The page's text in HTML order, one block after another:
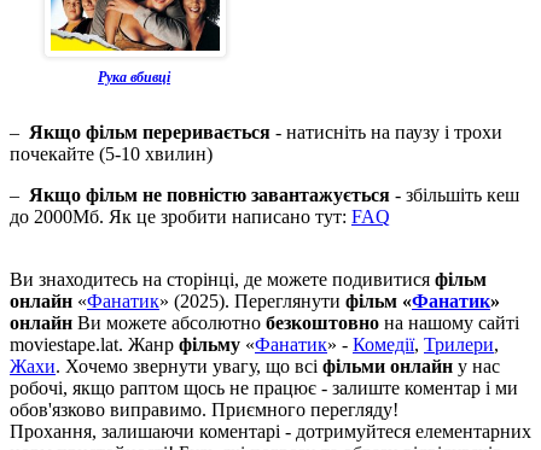
Рука вбивці
– Якщо фільм переривається - натисніть на паузу і трохи
почекайте (5-10 хвилин)
– Якщо фільм не повністю завантажується - збільшіть кеш
до 2000Мб. Як це зробити написано тут: FAQ
Ви знаходитесь на сторінці, де можете подивитися фільм
онлайн «Фанатик» (2025). Переглянути фільм «Фанатик»
онлайн Ви можете абсолютно безкоштовно на нашому сайті
moviestape.lat. Жанр фільму «Фанатик» - Комедії, Трилери,
Жахи. Хочемо звернути увагу, що всі фільми онлайн у нас
робочі, якщо раптом щось не працює - залиште коментар і ми
обов'язково виправимо. Приємного перегляду!
Прохання, залишаючи коментарі - дотримуйтеся елементарних